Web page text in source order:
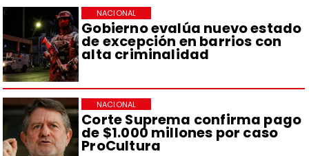
Gobierno evalúa nuevo estado
de excepción en barrios con
alta criminalidad
NACIONAL
Corte Suprema confirma pago
de $1.000 millones por caso
ProCultura
NACIONAL